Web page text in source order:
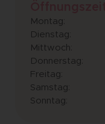
Montag:
Dienstag:
Mittwoch:
Donnerstag:
Freitag:
Samstag:
Sonntag: